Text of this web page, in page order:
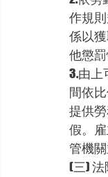
作規
係以
他懲
3.由上
間依
提供
假。
管機
(三) 法